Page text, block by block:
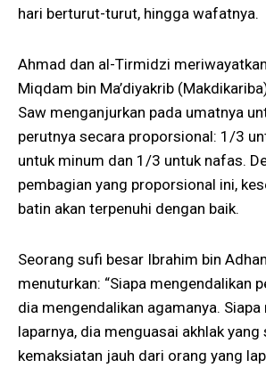
hari berturut-turut, hingga wafatnya.
Ahmad dan al-Tirmidzi
Miqdam bin Ma’diyakrib
Saw menganjurkan pada umatnya
perutnya secara proporsional: 1/3
untuk minum dan 1/3 untuk nafas.
pembagian yang proporsional ini,
batin akan terpenuhi dengan baik.
Seorang sufi besar Ibrahim bin
menuturkan: “Siapa mengendalikan
dia mengendalikan agamanya. Siapa
laparnya, dia menguasai akhlak yang
kemaksiatan jauh dari orang yang